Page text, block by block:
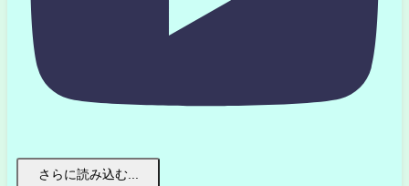
さらに読み込む...